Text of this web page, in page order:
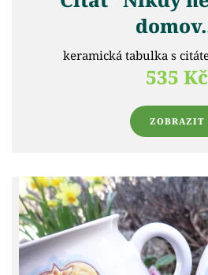
keramická tabulka s
535 Kč
ZOBRAZIT